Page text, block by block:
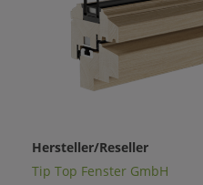
Hersteller/Reseller
Tip Top Fenster GmbH